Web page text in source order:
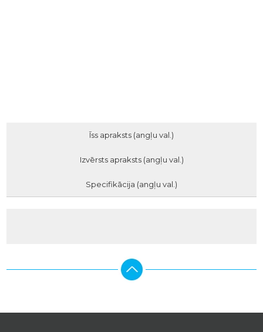
Īss apraksts (angļu val.)
Izvērsts apraksts (angļu val.)
Specifikācija (angļu val.)